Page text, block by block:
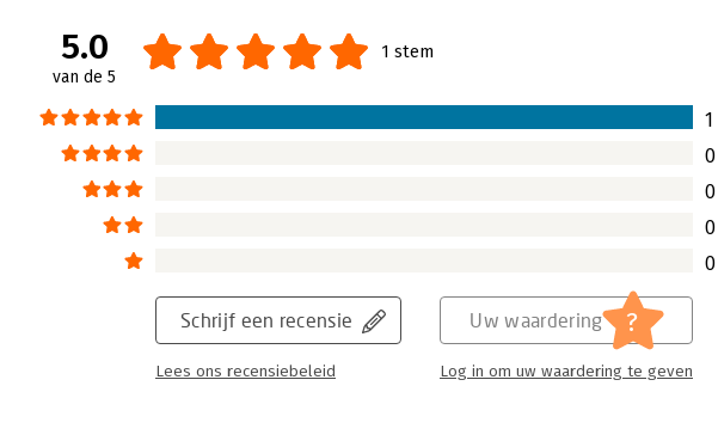
5.0
van de 5
1 stem
1
0
0
0
0
Schrijf een recensie
Lees ons recensiebeleid
Uw waardering ?
Log in om uw waardering te geven